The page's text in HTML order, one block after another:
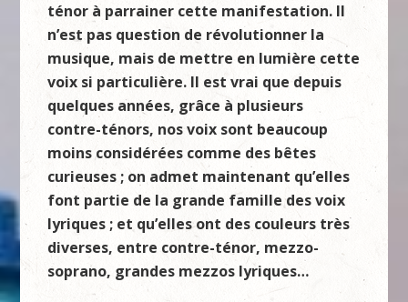
ténor à parrainer cette manifestation. Il
n’est pas question de révolutionner la
musique, mais de mettre en lumière cette
voix si particulière. Il est vrai que depuis
quelques années, grâce à plusieurs
contre-ténors, nos voix sont beaucoup
moins considérées comme des bêtes
curieuses ; on admet maintenant qu’elles
font partie de la grande famille des voix
lyriques ; et qu’elles ont des couleurs très
diverses, entre contre-ténor, mezzo-
soprano, grandes mezzos lyriques…